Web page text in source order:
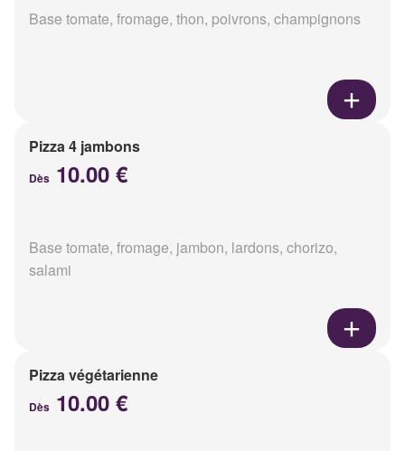
Base tomate, fromage, thon, poivrons, champignons
Pizza 4 jambons
Dès 10.00 €
Base tomate, fromage, jambon, lardons, chorizo,
salami
Pizza végétarienne
Dès 10.00 €